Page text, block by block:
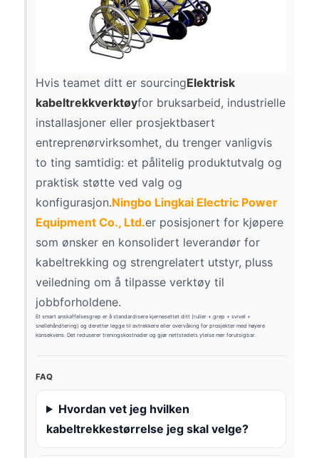
Hvis teamet ditt er sourcingElektrisk
kabeltrekkverktøyfor bruksarbeid, industrielle
installasjoner eller prosjektbasert
entreprenørvirksomhet, du trenger vanligvis
to ting samtidig: et pålitelig produktutvalg og
praktisk støtte ved valg og
konfigurasjon.Ningbo Lingkai Electric Power
Equipment Co., Ltd.er posisjonert for kjøpere
som ønsker en konsolidert leverandør for
kabeltrekking og strengrelatert utstyr, pluss
veiledning om å tilpasse verktøy til
jobbforholdene.
Et smart anskaffelsesgrep er å standardisere kjernesettet ditt (ruller + grep + svivel +
snellehåndtering) og deretter legge til avtrekkere eller overvåking for prosjekter med høyere
konsekvens. Det reduserer treningskostnader og gjør nettstedets ytelse mer forutsigbar.
FAQ
Hvordan vet jeg hvilken
kabeltrekkestørrelse jeg skal velge?